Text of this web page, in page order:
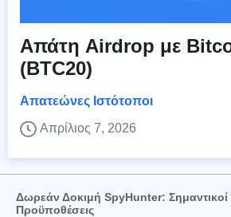
Απάτη Airdrop με
(BTC20)
Απατεώνες Ιστότοποι
Απρίλιος 7, 2026
Δωρεάν Δοκιμή SpyHunter: Σημαντικοί
Προϋποθέσεις